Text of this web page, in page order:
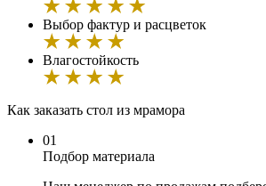
Выбор фактур и расцветок
Влагостойкость
Как заказать стол из мрамора
01
Подбор материала